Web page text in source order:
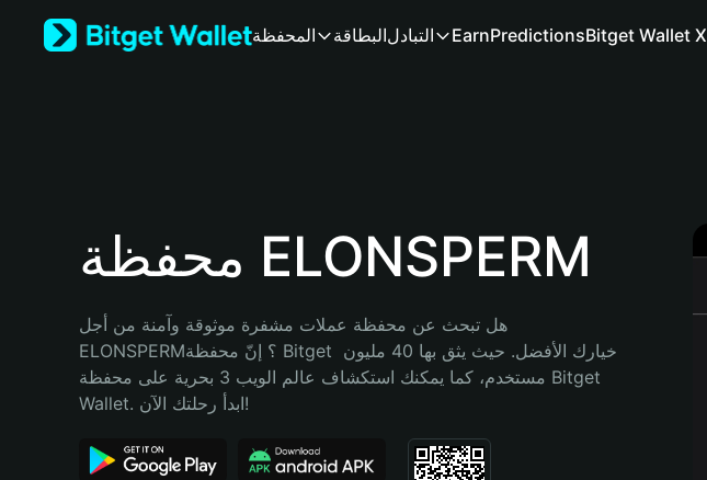
Bahasa Indonesia
Português (Brasil)
المحفظة البطاقةالتبادل EarnPredictionsBitget Wallet X
محفظة ELONSPERM
هل تبحث عن محفظة عملات مشفرة موثوقة وآمنة من أجل
ELONSPERM؟ إنّ محفظة Bitget خيارك الأفضل. حيث يثق بها 40 مليون
مستخدم، كما يمكنك استكشاف عالم الويب 3 بحرية على محفظة Bitget
Wallet. ابدأ رحلتك الآن!